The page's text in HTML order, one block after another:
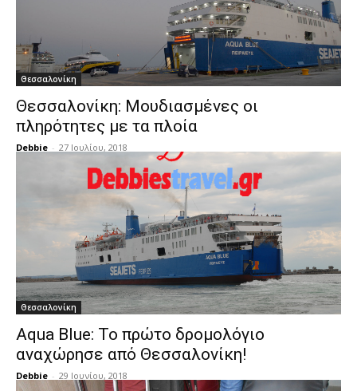
Θεσσαλονίκη
Θεσσαλονίκη: Μουδιασμένες οι
πληρότητες με τα πλοία
Debbie - 27 Ιουλίου, 2018
Θεσσαλονίκη
Aqua Blue: Το πρώτο δρομολόγιο
αναχώρησε από Θεσσαλονίκη!
Debbie - 29 Ιουνίου, 2018